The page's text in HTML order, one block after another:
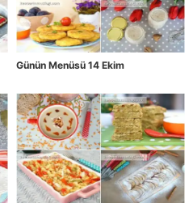
Günün Menüsü 14 Ekim